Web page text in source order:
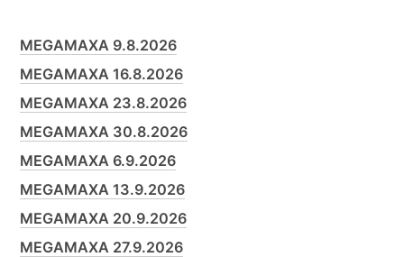
MEGAMAXA 9.8.2026
MEGAMAXA 16.8.2026
MEGAMAXA 23.8.2026
MEGAMAXA 30.8.2026
MEGAMAXA 6.9.2026
MEGAMAXA 13.9.2026
MEGAMAXA 20.9.2026
MEGAMAXA 27.9.2026